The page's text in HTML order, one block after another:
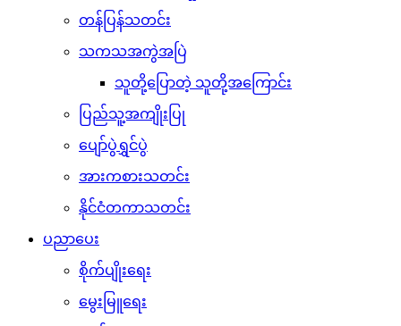
တန်ပြန်သတင်း
သကသအကွဲအပြဲ
သူတို့ပြောတဲ့ သူတို့အကြောင်း
ပြည်သူ့အကျိုးပြု
ပျော်ပွဲရွှင်ပွဲ
အားကစားသတင်း
နိုင်ငံတကာသတင်း
ပညာပေး
စိုက်ပျိုးရေး
မွေးမြူရေး